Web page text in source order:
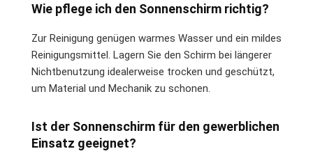
Wie pflege ich den Sonnenschirm richtig?
Zur Reinigung genügen warmes Wasser und ein mildes
Reinigungsmittel. Lagern Sie den Schirm bei längerer
Nichtbenutzung idealerweise trocken und geschützt,
um Material und Mechanik zu schonen.
Ist der Sonnenschirm für den gewerblichen
Einsatz geeignet?